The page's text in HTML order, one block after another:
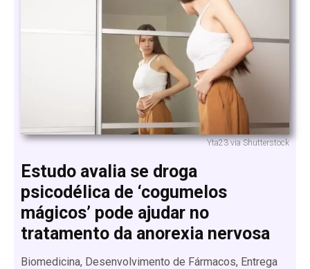
Yta23 via Shutterstock
Estudo avalia se droga
psicodélica de ‘cogumelos
mágicos’ pode ajudar no
tratamento da anorexia nervosa
Biomedicina, Desenvolvimento de Fármacos, Entrega